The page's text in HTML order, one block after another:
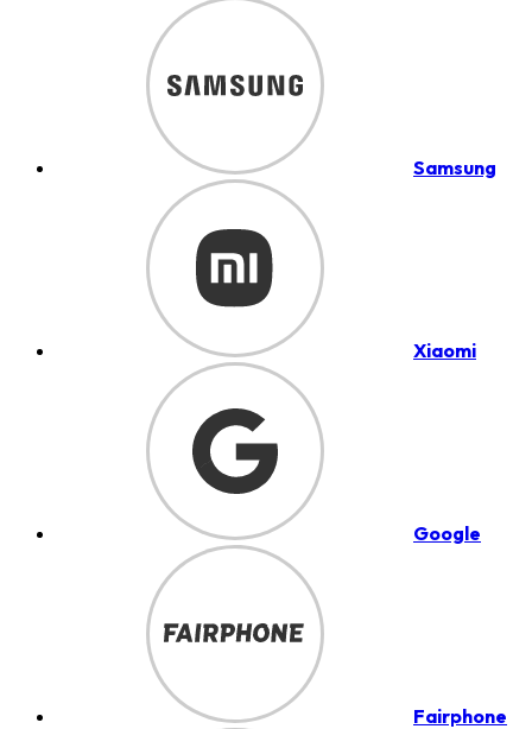
Samsung
Xiaomi
Google
Fairphone